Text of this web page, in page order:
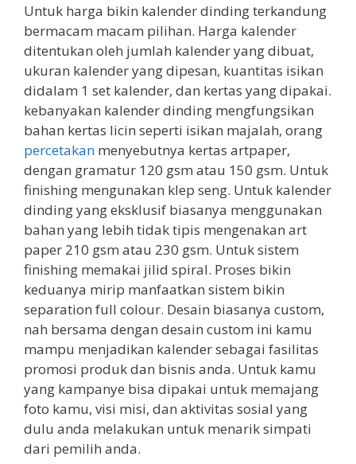
Untuk harga bikin kalender dinding terkandung
bermacam macam pilihan. Harga kalender
ditentukan oleh jumlah kalender yang dibuat,
ukuran kalender yang dipesan, kuantitas isikan
didalam 1 set kalender, dan kertas yang dipakai.
kebanyakan kalender dinding mengfungsikan
bahan kertas licin seperti isikan majalah, orang
percetakan menyebutnya kertas artpaper,
dengan gramatur 120 gsm atau 150 gsm. Untuk
finishing mengunakan klep seng. Untuk kalender
dinding yang eksklusif biasanya menggunakan
bahan yang lebih tidak tipis mengenakan art
paper 210 gsm atau 230 gsm. Untuk sistem
finishing memakai jilid spiral. Proses bikin
keduanya mirip manfaatkan sistem bikin
separation full colour. Desain biasanya custom,
nah bersama dengan desain custom ini kamu
mampu menjadikan kalender sebagai fasilitas
promosi produk dan bisnis anda. Untuk kamu
yang kampanye bisa dipakai untuk memajang
foto kamu, visi misi, dan aktivitas sosial yang
dulu anda melakukan untuk menarik simpati
dari pemilih anda.